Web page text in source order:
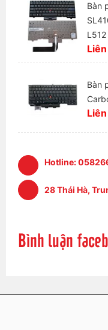
Bàn
L512
Bàn
Hotline:
28 Thái Hà,
Bình luận